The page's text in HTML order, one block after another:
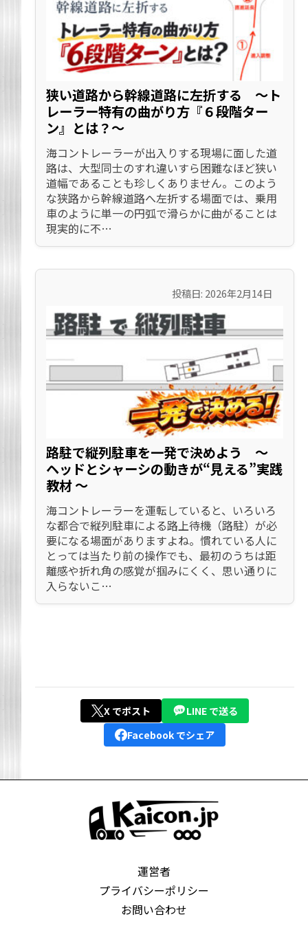
狭い道路から幹線道路に左折する 〜ト
レーラー特有の曲がり方『６段階ター
ン』とは？〜
海コントレーラーが出入りする現場に面した道
路は、大型同士のすれ違いすら困難なほど狭い
道幅であることも珍しくありません。このよう
な狭路から幹線道路へ左折する場面では、乗用
車のように単一の円弧で滑らかに曲がることは
現実的に不…
投稿日: 2026年2月14日
路駐で縦列駐車を一発で決めよう 〜
ヘッドとシャーシの動きが“見える”実践
教材 〜
海コントレーラーを運転していると、いろいろ
な都合で縦列駐車による路上待機（路駐）が必
要になる場面がありますよね。慣れている人に
とっては当たり前の操作でも、最初のうちは距
離感や折れ角の感覚が掴みにくく、思い通りに
入らないこ…
X でポスト
LINE で送る
Facebook でシェア
運営者
プライバシーポリシー
お問い合わせ